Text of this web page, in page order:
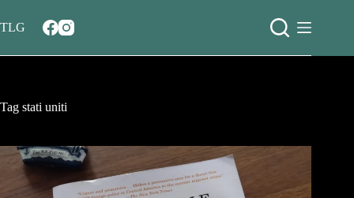
al
contenuto
TLG
Tag stati uniti